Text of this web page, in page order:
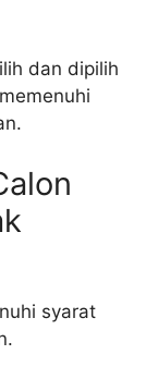
dan dipilih
syarat